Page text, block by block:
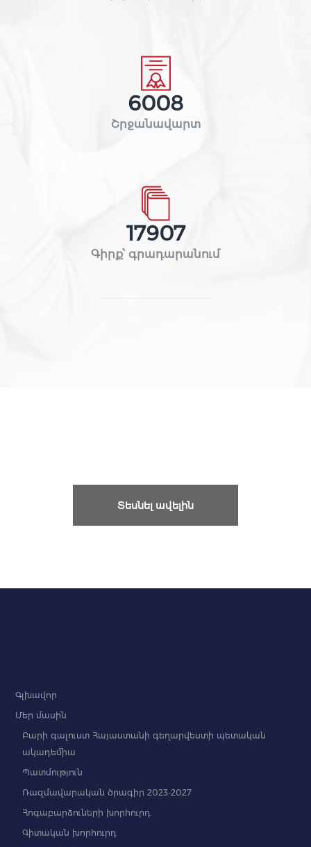
6008
Շրջանավարտ
17907
Գիրք՝ գրադարանում
Տեսնել ավելին
Գլխավոր
Մեր մասին
Բարի գալուստ Հայաստանի գեղարվեստի պետական
ակադեմիա
Պատմություն
Ռազմավարական ծրագիր 2023-2027
Հոգաբարձուների խորհուրդ
Գիտական խորհուրդ